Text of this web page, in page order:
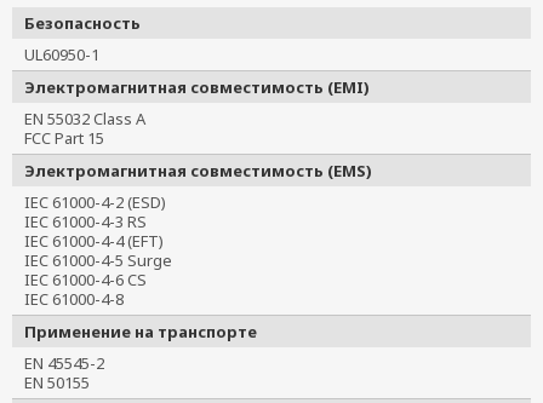
Безопасность
UL60950-1
Электромагнитная совместимость (EMI)
EN 55032 Class A
FCC Part 15
Электромагнитная совместимость (EMS)
IEC 61000-4-2 (ESD)
IEC 61000-4-3 RS
IEC 61000-4-4 (EFT)
IEC 61000-4-5 Surge
IEC 61000-4-6 CS
IEC 61000-4-8
Применение на транспорте
EN 45545-2
EN 50155